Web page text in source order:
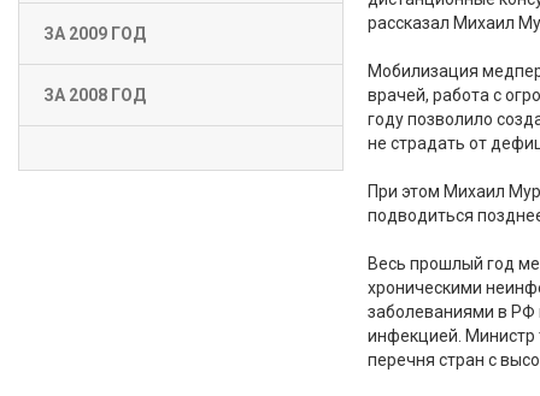
ЗА 2009 ГОД
ЗА 2008 ГОД
рассказал Михаил
Мобилизация
врачей, работа с
году позволило
не страдать от
При этом Михаил
подводиться
Весь прошлый год
хроническими
заболеваниями в РФ
инфекцией. Министр
перечня стран с